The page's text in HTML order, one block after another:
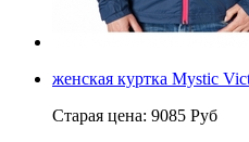
женская куртка Mystic
Старая цена: 9085 Руб